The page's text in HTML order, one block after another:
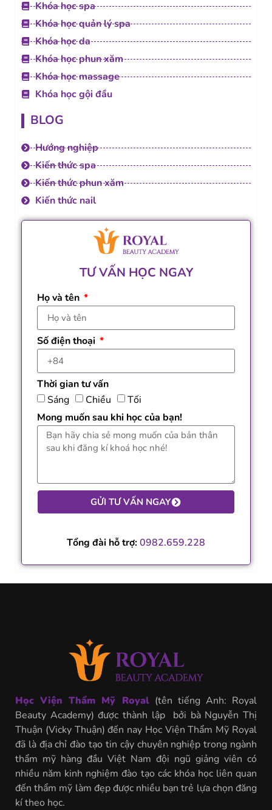
Khóa học spa
Khóa học quản lý spa
Khóa học da
Khóa học phun xăm
Khóa học massage
Khóa học gội đầu
BLOG
Hướng nghiệp
Kiến thức spa
Kiến thức phun xăm
Kiến thức nail
TƯ VẤN HỌC NGAY
Họ và tên
Số điện thoại
Thời gian tư vấn
Sáng
Chiều
Tối
Mong muốn sau khi học của bạn!
GỬI TƯ VẤN NGAY
Tổng đài hỗ trợ:0982.659.228
Học Viện Thẩm Mỹ Royal(tên tiếng Anh: Royal
Beauty Academy) được thành lập bởi bà Nguyễn Thị
Thuận (Vicky Thuận) đến nay Học Viện Thẩm Mỹ Royal
đã là địa chỉ đào tạo tin cậy chuyên nghiệp trong ngành
thẩm mỹ hàng đầu Việt Nam đội ngũ giảng viên có
nhiều năm kinh nghiệm đào tạo các khóa học liên quan
đến thẩm mỹ làm đẹp được nhiều bạn trẻ lựa chọn đăng
kí theo học.